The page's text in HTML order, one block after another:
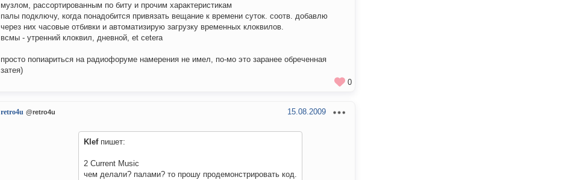
музлом, рассортированным по биту и прочим характеристикам
палы подключу, когда понадобится привязать вещание к времени суток. соотв. добавлю
через них часовые отбивки и автоматизирую загрузку временных клоквилов.
всмы - утренний клоквил, дневной, et cetera
просто попиариться на радиофоруме намерения не имел, по-мо это заранее обреченная
затея)
0
retro4u @retro4u 15.08.2009
Klefпишет:
2 Current Music
чем делали? палами? то прошу продемонстрировать код.